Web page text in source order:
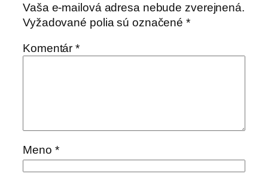
Vaša e-mailová adresa nebude zverejnená.
Vyžadované polia sú označené*
Komentár*
Meno *